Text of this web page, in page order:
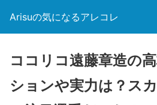
Arisuの気になるアレコレ
ココリコ遠藤章造の
ションや実力は？ス